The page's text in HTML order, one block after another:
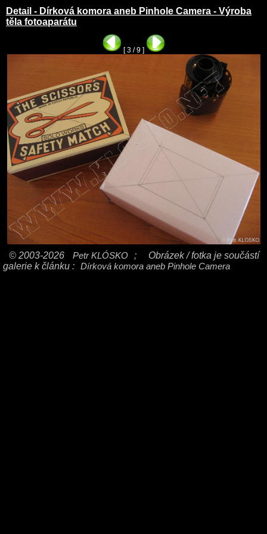
Detail - Dírková komora aneb Pinhole Camera - Výroba
těla fotoaparátu
[ 3 / 9 ]
© 2003-2026 Petr KLÓSKO ;
Obrázek / fotka je součástí
galerie k článku : Dírková komora aneb Pinhole Camera